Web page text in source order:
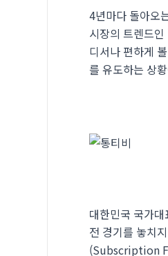
4년마다 돌아오
시장의 트렌드
디서나 편하게
를 유도하는 상
대한민국 국가
전 경기를 놓치
(Subscription